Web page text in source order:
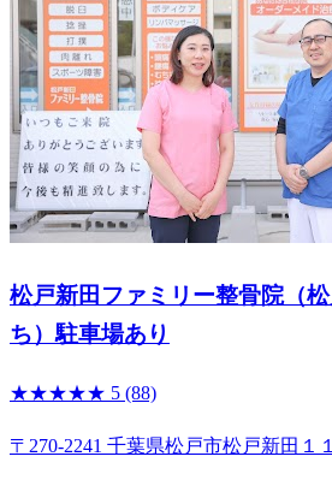
松戸新田ファミリー整骨院（
ち）駐車場あり
★★★★★ 5 (88)
〒270-2241 千葉県松戸市松戸新田１